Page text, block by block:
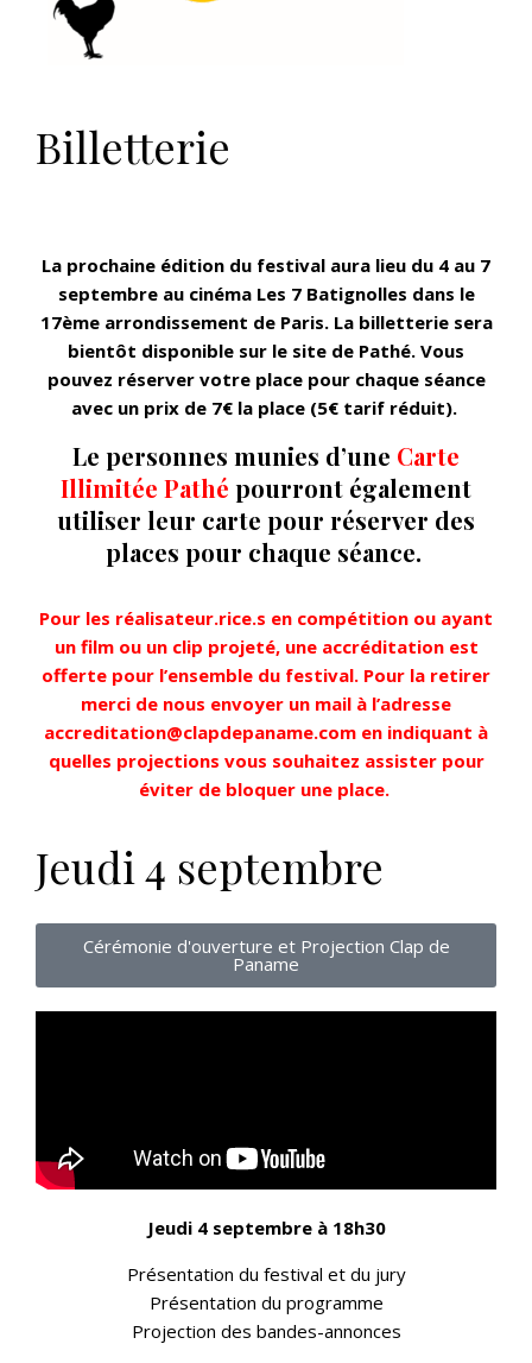
Billetterie
La prochaine édition du festival aura lieu du 4 au 7
septembre au cinéma Les 7 Batignolles dans le
17ème arrondissement de Paris. La billetterie sera
bientôt disponible sur le site de Pathé. Vous
pouvez réserver votre place pour chaque séance
avec un prix de 7€ la place (5€ tarif réduit).
Le personnes munies d’une Carte
Illimitée Pathé pourront également
utiliser leur carte pour réserver des
places pour chaque séance.
Pour les réalisateur.rice.s en compétition ou ayant
un film ou un clip projeté, une accréditation est
offerte pour l’ensemble du festival. Pour la retirer
merci de nous envoyer un mail à l’adresse
accreditation@clapdepaname.com en indiquant à
quelles projections vous souhaitez assister pour
éviter de bloquerune place.
Jeudi 4 septembre
Cérémonie d'ouverture et Projection Clap de
Paname
Jeudi 4 septembre à 18h30
Présentation du festival et du jury
Présentation du programme
Projection des bandes-annonces